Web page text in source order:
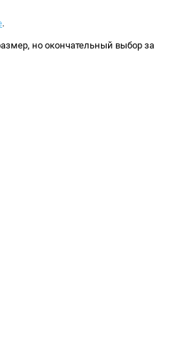
.
но окончательный выбор за